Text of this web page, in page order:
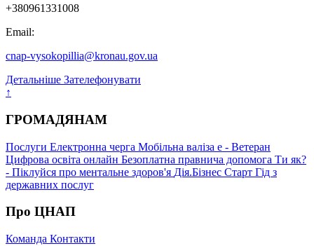
+380961331008
Email:
cnap-vysokopillia@kronau.gov.ua
Детальніше Зателефонувати
↑
ГРОМАДЯНАМ
Послуги Електронна черга Мобільна валіза е - Ветеран
Цифрова освіта онлайн Безоплатна правнича допомога Ти як?
- Піклуйся про ментальне здоров'я Дія.Бізнес Старт Гід з
державних послуг
Про ЦНАП
Команда Контакти